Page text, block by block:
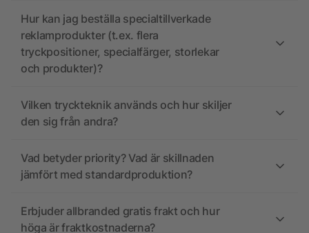
Hur kan jag beställa specialtillverkade
reklamprodukter (t.ex. flera
tryckpositioner, specialfärger, storlekar
och produkter)?
Vilken tryckteknik används och hur skiljer
den sig från andra?
Vad betyder priority? Vad är skillnaden
jämfört med standardproduktion?
Erbjuder allbranded gratis frakt och hur
höga är fraktkostnaderna?